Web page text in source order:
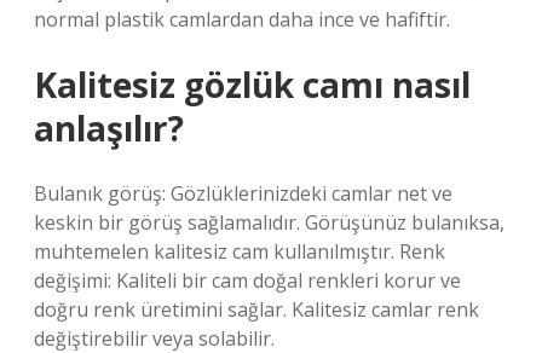
normal plastik camlardan daha ince ve hafiftir.
Kalitesiz gözlük camı nasıl
anlaşılır?
Bulanık görüş: Gözlüklerinizdeki camlar net ve
keskin bir görüş sağlamalıdır. Görüşünüz bulanıksa,
muhtemelen kalitesiz cam kullanılmıştır. Renk
değişimi: Kaliteli bir cam doğal renkleri korur ve
doğru renk üretimini sağlar. Kalitesiz camlar renk
değiştirebilir veya solabilir.